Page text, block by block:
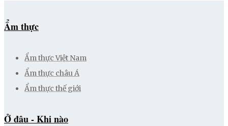
Ẩm thực
Ẩm thực Việt Nam
Ẩm thực châu Á
Ẩm thực thế giới
Ở đâu - Khi nào